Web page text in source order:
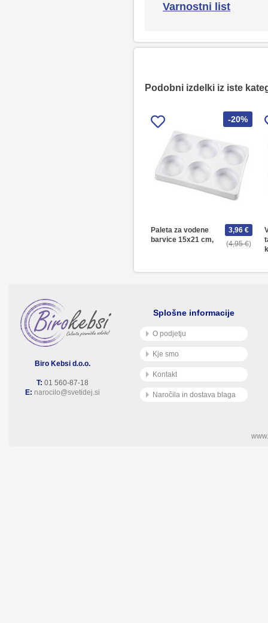
Varnostni list
Podobni izdelki iz iste
-20%
Paleta za vodene
barvice 15x21 cm,
4,95 €
3,96 €
Biro Kebsi d.o.o.
T: 01 560-87-18
E: narocilo@svetidej.si
Splošne informacije
O podjetju
Kje smo
Kontakt
Naročila in dostava blaga